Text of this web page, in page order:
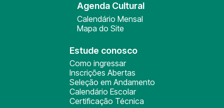
Agenda Cultural
Calendário Mensal
Mapa do Site
Estude conosco
Como ingressar
Inscrições Abertas
Seleção em Andamento
Calendário Escolar
Certificação Técnica